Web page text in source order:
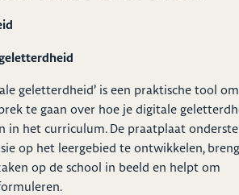
geletterdheid’ is een praktische tool
te gaan over hoe je digitale
in het curriculum. De praatplaat
op het leergebied te ontwikkelen,
op de school in beeld en helpt om